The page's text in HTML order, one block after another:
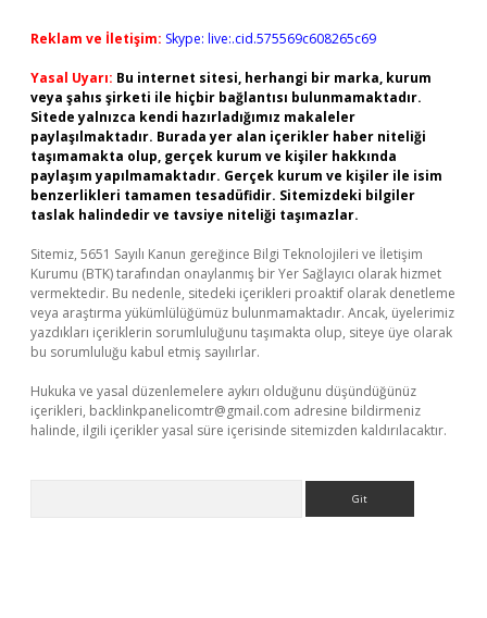
Reklam ve İletişim: Skype: live:.cid.575569c608265c69
Yasal Uyarı: Bu internet sitesi, herhangi bir marka, kurum
veya şahıs şirketi ile hiçbir bağlantısı bulunmamaktadır.
Sitede yalnızca kendi hazırladığımız makaleler
paylaşılmaktadır. Burada yer alan içerikler haber niteliği
taşımamakta olup, gerçek kurum ve kişiler hakkında
paylaşım yapılmamaktadır. Gerçek kurum ve kişiler ile isim
benzerlikleri tamamen tesadüfidir. Sitemizdeki bilgiler
taslak halindedir ve tavsiye niteliği taşımazlar.
Sitemiz, 5651 Sayılı Kanun gereğince Bilgi Teknolojileri ve İletişim
Kurumu (BTK) tarafından onaylanmış bir Yer Sağlayıcı olarak hizmet
vermektedir. Bu nedenle, sitedeki içerikleri proaktif olarak denetleme
veya araştırma yükümlülüğümüz bulunmamaktadır. Ancak, üyelerimiz
yazdıkları içeriklerin sorumluluğunu taşımakta olup, siteye üye olarak
bu sorumluluğu kabul etmiş sayılırlar.
Hukuka ve yasal düzenlemelere aykırı olduğunu düşündüğünüz
içerikleri, backlinkpanelicomtr@gmail.com adresine bildirmeniz
halinde, ilgili içerikler yasal süre içerisinde sitemizden kaldırılacaktır.